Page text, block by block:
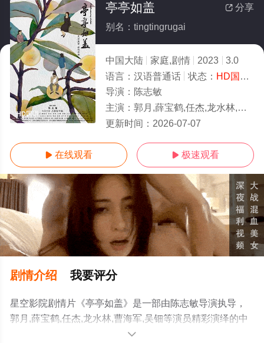
HD国语
 分享
亭亭如盖
别名：tingtingrugai
中国大陆 家庭,剧情 2023
3.0
语言： 汉语普通话 状态： HD国语/高清
导演： 陈志敏
主演： 郭月,薛宝鹤,任杰,龙水林,曹海军,吴钿
更新时间： 2026-07-07
 在线观看  极速观看
剧情介绍 我要评分
星空影院剧情片《亭亭如盖》是一部由陈志敏导演执导，
郭月,薛宝鹤,任杰,龙水林,曹海军,吴钿等演员精彩演绎的中
国大陆电影，手机免费观看高清无删减完整版电影就上星
